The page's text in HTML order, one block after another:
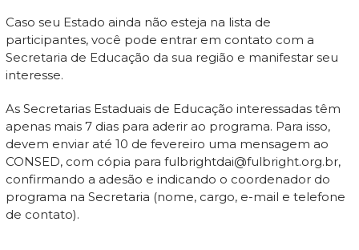
Caso seu Estado ainda não esteja na lista de
participantes, você pode entrar em contato com a
Secretaria de Educação da sua região e manifestar seu
interesse.
As Secretarias Estaduais de Educação interessadas têm
apenas mais 7 dias para aderir ao programa. Para isso,
devem enviar até 10 de fevereiro uma mensagem ao
CONSED, com cópia para fulbrightdai@fulbright.org.br,
confirmando a adesão e indicando o coordenador do
programa na Secretaria (nome, cargo, e-mail e telefone
de contato).